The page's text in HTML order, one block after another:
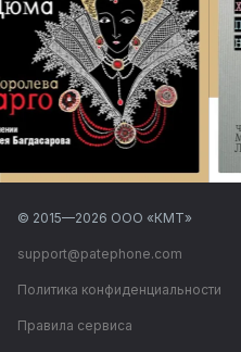
© 2015—2026 ООО «КМТ»
support@patephone.com
Политика конфиденциальности
Правила сервиса